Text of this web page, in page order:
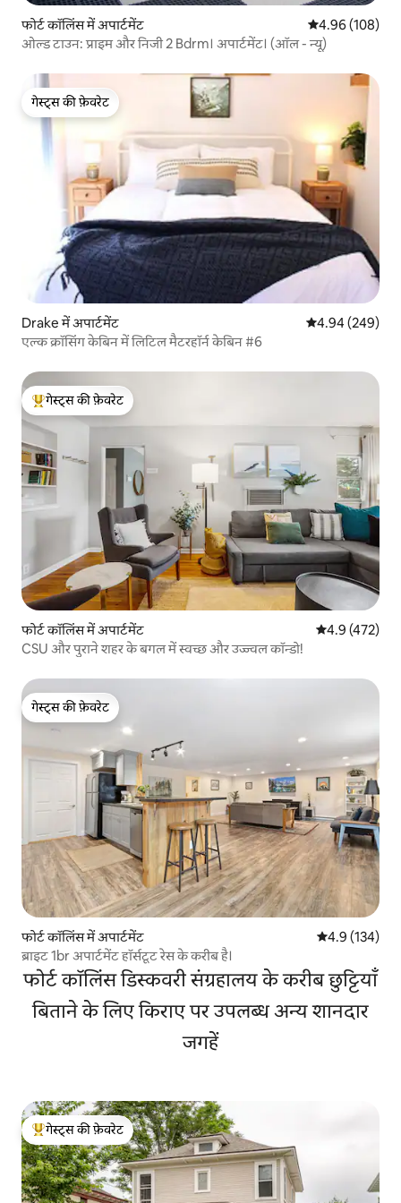
फोर्ट कॉलिंस में अपार्टमेंट औसत रेटिंग 5 में से
4.96 (108)
ओल्ड टाउन: प्राइम और निजी 2 Bdrm। अपार्टमेंट। (ऑल - न्यू)
गेस्ट्स की फ़ेवरेट
गेस्ट्स की फ़ेवरेट
Drake में अपार्टमेंट औसत रेटिंग 5 में से
4.94 (249)
एल्क क्रॉसिंग केबिन में लिटिल मैटरहॉर्न केबिन #6
गेस्ट्स का टॉप फ़ेवरेट
गेस्ट्स की फ़ेवरेट
फोर्ट कॉलिंस में अपार्टमेंट औसत रेटिंग 5 में
4.9 (472)
CSU और पुराने शहर के बगल में स्वच्छ और उज्ज्वल कॉन्डो!
गेस्ट्स की फ़ेवरेट
गेस्ट्स की फ़ेवरेट
फोर्ट कॉलिंस में अपार्टमेंट औसत रेटिंग 5 में
4.9 (134)
ब्राइट 1br अपार्टमेंट हॉर्सटूट रेस के करीब है।
फोर्ट कॉलिंस डिस्कवरी संग्रहालय के करीब छुट्टियाँ
बिताने के लिए किराए पर उपलब्ध अन्य शानदार
जगहें
गेस्ट्स का टॉप फ़ेवरेट
गेस्ट्स की फ़ेवरेट